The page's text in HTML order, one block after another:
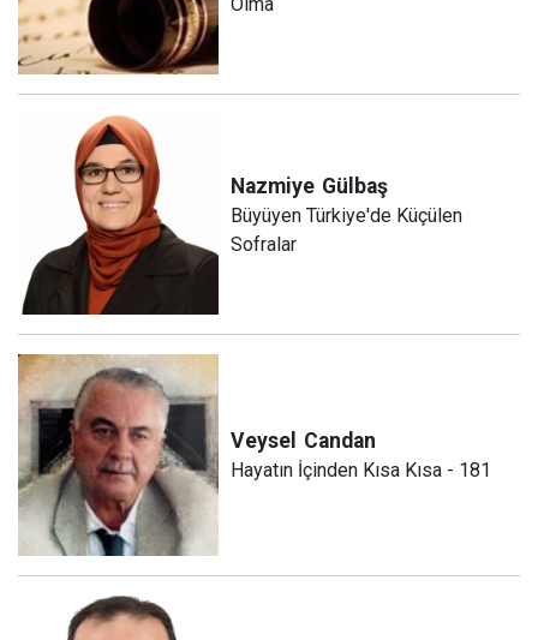
Nazmiye Gülbaş
Büyüyen Türkiye'de Küçülen
Sofralar
Veysel Candan
Hayatın İçinden Kısa Kısa - 181